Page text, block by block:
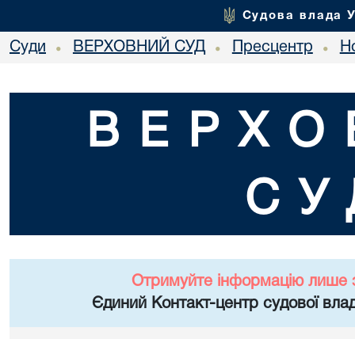
Судова влада
Суди • ВЕРХОВНИЙ СУД • Пресцентр •
Отримуйте інформацію лише
Єдиний Контакт-центр судової